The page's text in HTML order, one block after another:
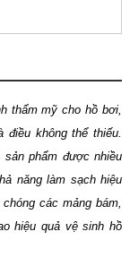
thẩm mỹ cho hồ bơi,
không thể thiếu.
phẩm được nhiều
năng làm sạch hiệu
các mảng bám,
hiệu quả vệ sinh hồ